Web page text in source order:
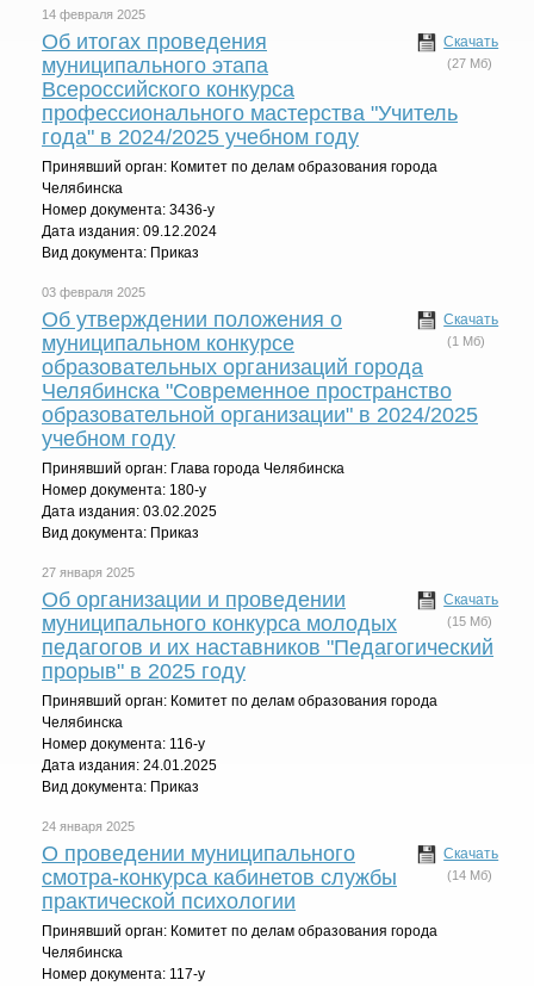
14 февраля 2025
Скачать
(27 Мб)
Об итогах проведения
муниципального этапа
Всероссийского конкурса
профессионального мастерства "Учитель
года" в 2024/2025 учебном году
Принявший орган: Комитет по делам образования города
Челябинска
Номер документа: 3436-у
Дата издания: 09.12.2024
Вид документа: Приказ
03 февраля 2025
Скачать
(1 Мб)
Об утверждении положения о
муниципальном конкурсе
образовательных организаций города
Челябинска "Современное пространство
образовательной организации" в 2024/2025
учебном году
Принявший орган: Глава города Челябинска
Номер документа: 180-у
Дата издания: 03.02.2025
Вид документа: Приказ
27 января 2025
Скачать
(15 Мб)
Об организации и проведении
муниципального конкурса молодых
педагогов и их наставников "Педагогический
прорыв" в 2025 году
Принявший орган: Комитет по делам образования города
Челябинска
Номер документа: 116-у
Дата издания: 24.01.2025
Вид документа: Приказ
24 января 2025
Скачать
(14 Мб)
О проведении муниципального
смотра-конкурса кабинетов службы
практической психологии
Принявший орган: Комитет по делам образования города
Челябинска
Номер документа: 117-у